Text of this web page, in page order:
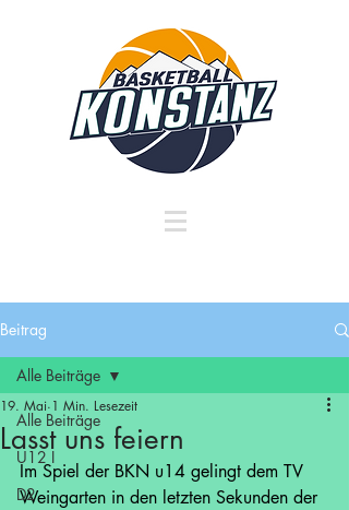
Beitrag
Alle Beiträge
U12 I
D2
Alle Beiträge
Lasst uns feiern
19. Mai 1 Min. Lesezeit
Im Spiel der BKN u14 gelingt dem TV
Weingarten in den letzten Sekunden der